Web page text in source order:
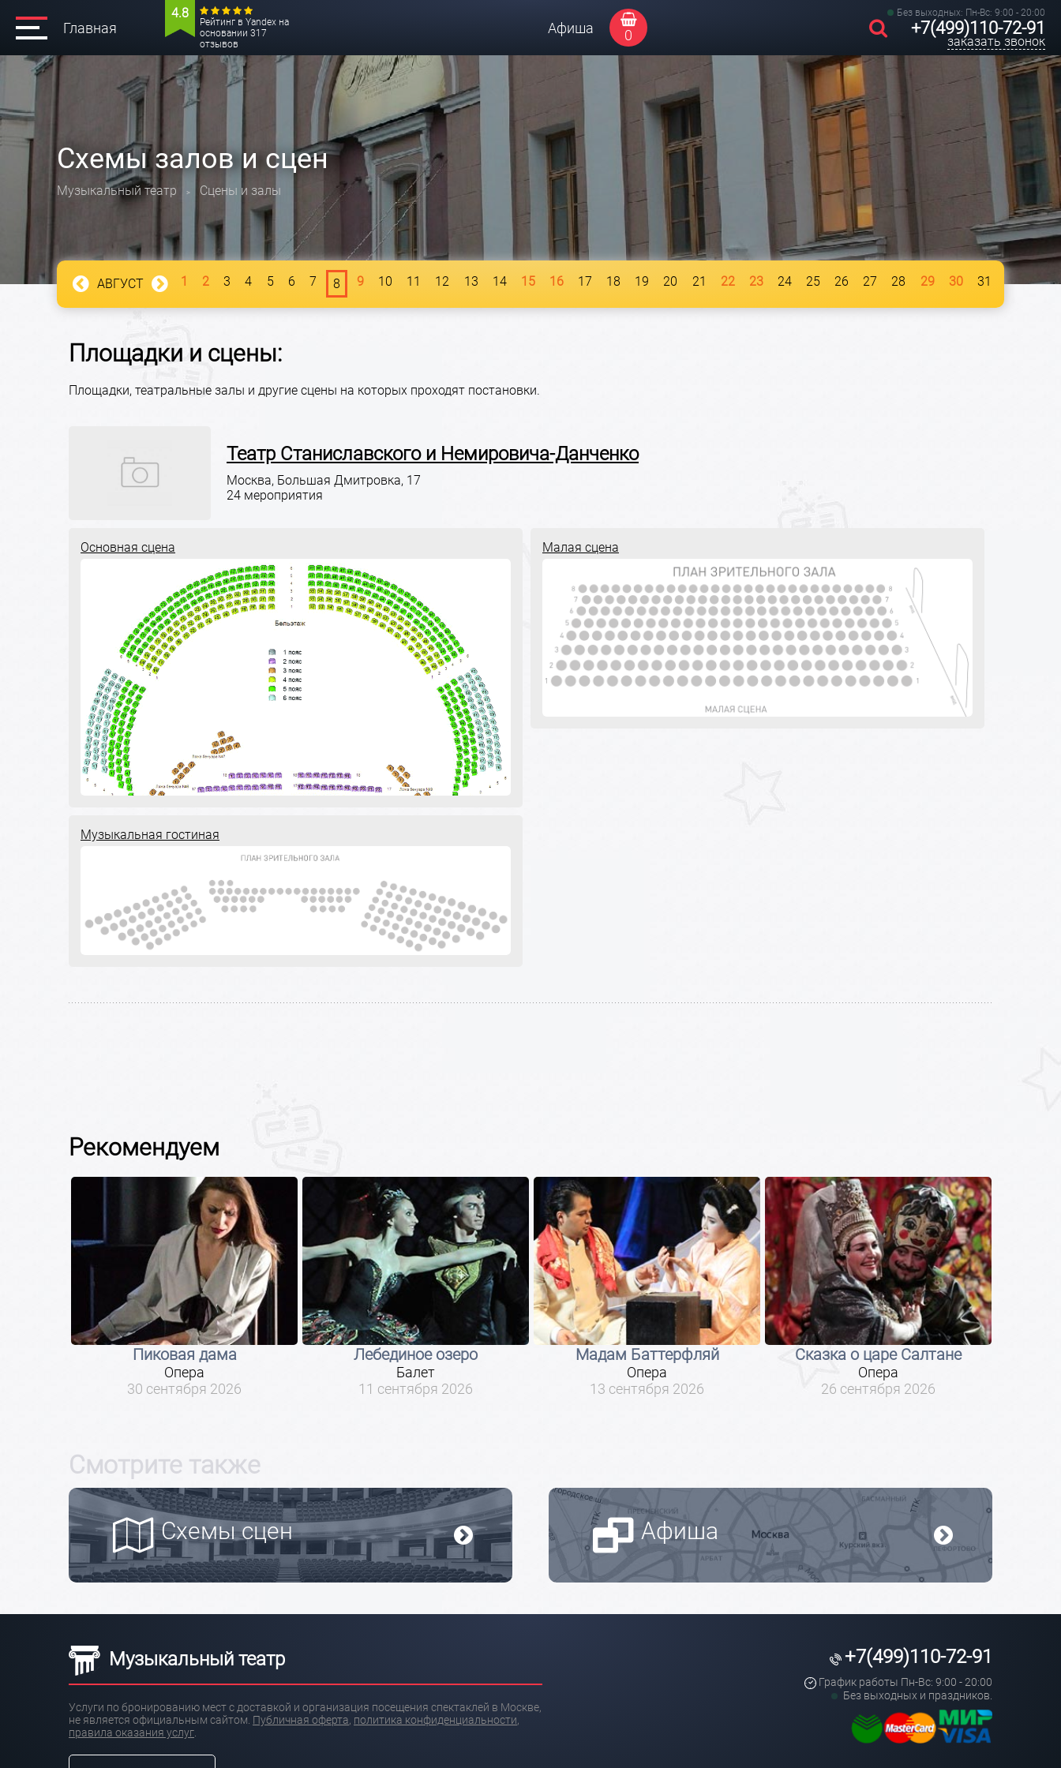
Главная
4.8
Рейтинг в Yandex на
основании 317
отзывов
Афиша 0
Без выходных: Пн-Вс: 9:00 - 20:00
+7(499)110-72-91
заказать звонок
Схемы залов и сцен
Музыкальный театр > Сцены и залы
АВГУСТ 1 2 3 4 5 6 7 8 9 10 11 12 13 14 15 16 17 18 19 20 21 22 23 24 25 26 27 28 29 30 31
Площадки и сцены:
Площадки, театральные залы и другие сцены на которых проходят постановки.
Театр Станиславского и Немировича-Данченко
Москва, Большая Дмитровка, 17
24 мероприятия
Основная сцена Малая сцена
Музыкальная гостиная
Рекомендуем
Пиковая дама
Опера
30 сентября 2026
Лебединое озеро
Балет
11 сентября 2026
Мадам Баттерфляй
Опера
13 сентября 2026
Сказка о царе Салтане
Опера
26 сентября 2026
Смотрите также
Схемы сцен Афиша
Музыкальный театр
Услуги по бронированию мест с доставкой и организация посещения спектаклей в Москве,
не является официальным сайтом. Публичная оферта, политика конфиденциальности,
правила оказания услуг
+7(499)110-72-91
График работы Пн-Вс: 9:00 - 20:00
Без выходных и праздников.